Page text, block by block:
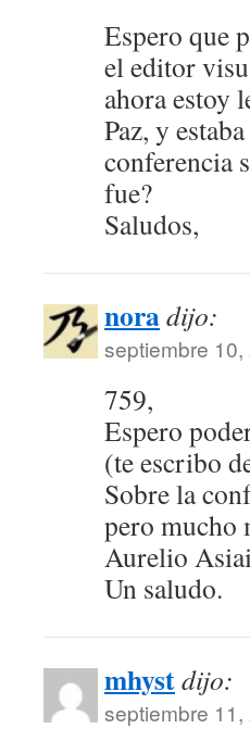
Espero que
el editor
ahora estoy
Paz, y
conferencia
fue?
Saludos,
noradijo:
septiembre
759,
Espero
(te escribo
Sobre la
pero mucho
Aurelio
Un saludo.
mhystdijo:
septiembre